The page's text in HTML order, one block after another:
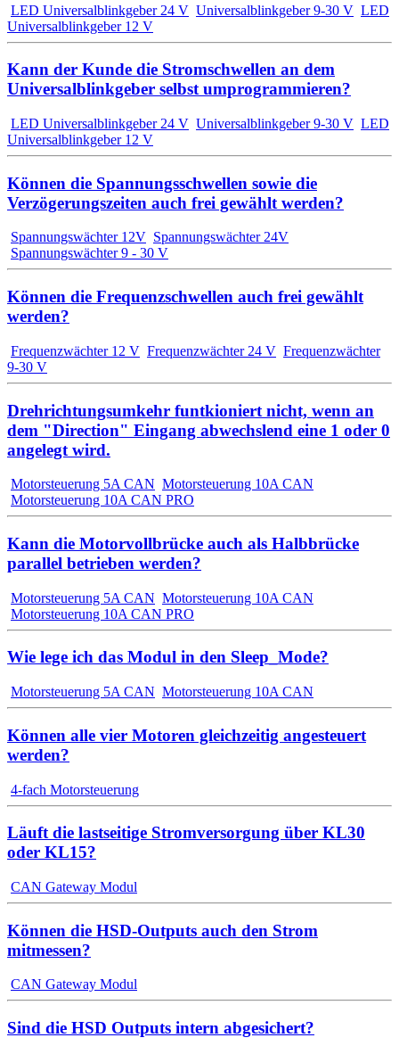
LED Universalblinkgeber 24 V Universalblinkgeber 9-30 V LED
Universalblinkgeber 12 V
Kann der Kunde die Stromschwellen an dem
Universalblinkgeber selbst umprogrammieren?
LED Universalblinkgeber 24 V Universalblinkgeber 9-30 V LED
Universalblinkgeber 12 V
Können die Spannungsschwellen sowie die
Verzögerungszeiten auch frei gewählt werden?
Spannungswächter 12V Spannungswächter 24V
Spannungswächter 9 - 30 V
Können die Frequenzschwellen auch frei gewählt
werden?
Frequenzwächter 12 V Frequenzwächter 24 V Frequenzwächter
9-30 V
Drehrichtungsumkehr funtkioniert nicht, wenn an
dem "Direction" Eingang abwechslend eine 1 oder 0
angelegt wird.
Motorsteuerung 5A CAN Motorsteuerung 10A CAN
Motorsteuerung 10A CAN PRO
Kann die Motorvollbrücke auch als Halbbrücke
parallel betrieben werden?
Motorsteuerung 5A CAN Motorsteuerung 10A CAN
Motorsteuerung 10A CAN PRO
Wie lege ich das Modul in den Sleep_Mode?
Motorsteuerung 5A CAN Motorsteuerung 10A CAN
Können alle vier Motoren gleichzeitig angesteuert
werden?
4-fach Motorsteuerung
Läuft die lastseitige Stromversorgung über KL30
oder KL15?
CAN Gateway Modul
Können die HSD-Outputs auch den Strom
mitmessen?
CAN Gateway Modul
Sind die HSD Outputs intern abgesichert?